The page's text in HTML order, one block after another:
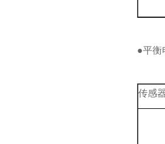
●平衡
传感